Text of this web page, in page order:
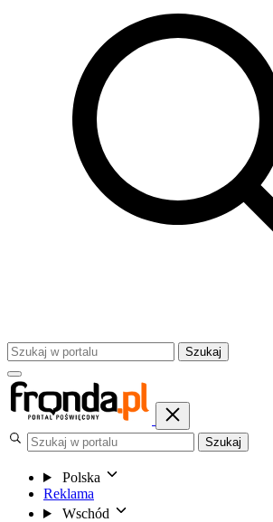
Szukaj
Szukaj
Polska
Reklama
Wschód